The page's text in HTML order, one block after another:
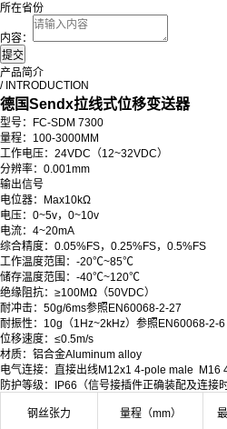
所在省份
内容：
产品简介
/ INTRODUCTION
德国Sendx拉线式位移变送器
型号：FC-SDM 7300
量程：100-3000MM
工作电压：24VDC（12~32VDC）
分辨率：0.001mm
输出信号
电位器：Max10kΩ
电压：0~5v，0~10v
电流：4~20mA
综合精度：0.05%FS，0.25%FS， 0.5%FS
工作温度范围：-20℃~85℃
储存温度范围：-40℃~120℃
绝缘阻抗：≥100MΩ（50VDC）
耐冲击：50g/6ms参照EN60068-2-27
耐振性：10g（1Hz~2kHz）参照EN60068-2-6
位移速度：≤0.5m/s
材质：铝合金Aluminum alloy
电气连接：直接出线M12x1 4-pole male M16
防护等级：IP66（信号接插件正确装配及连接时
钢丝张力 量程（mm）